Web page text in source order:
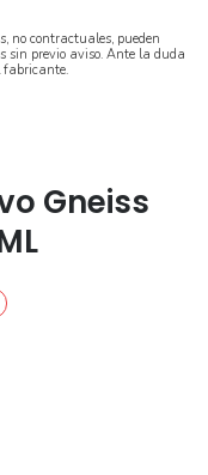
no contractuales, pueden
sin previo aviso. Ante la duda
fabricante.
Gneiss